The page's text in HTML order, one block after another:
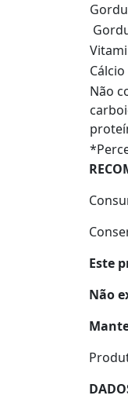
Não
Este
Não